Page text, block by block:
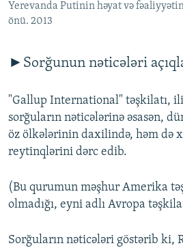
AZADLIQRADIOSU MOBIL
XƏBƏR BÜLLETENLƏRIMIZ
RFE/RL-in bütün saytları
Yerevanda Putinin həyat və
önü. 2013
►Sorğunun nəticələri
"Gallup International" təşkilatı,
sorğuların nəticələrinə əsasən,
öz ölkələrinin daxilində, həm də
reytinqlərini dərc edib.
(Bu qurumun məşhur Amerika
olmadığı, eyni adlı Avropa
Sorğuların nəticələri göstərib ki,